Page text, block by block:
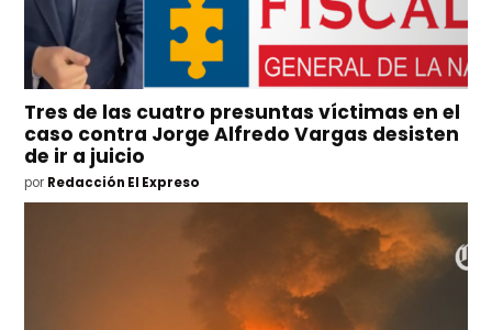
Tres de las cuatro presuntas víctimas en el
caso contra Jorge Alfredo Vargas desisten
de ir a juicio
por Redacción El Expreso